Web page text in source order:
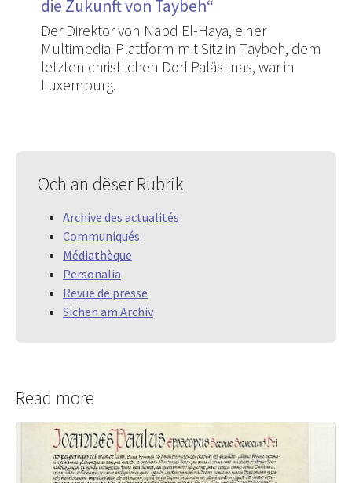
die Zukunft von Taybeh“
Der Direktor von Nabd El-Haya, einer
Multimedia-Plattform mit Sitz in Taybeh, dem
letzten christlichen Dorf Palästinas, war in
Luxemburg.
Och an dëser Rubrik
Archive des actualités
Communiqués
Médiathèque
Personalia
Revue de presse
Sichen am Archiv
Read more